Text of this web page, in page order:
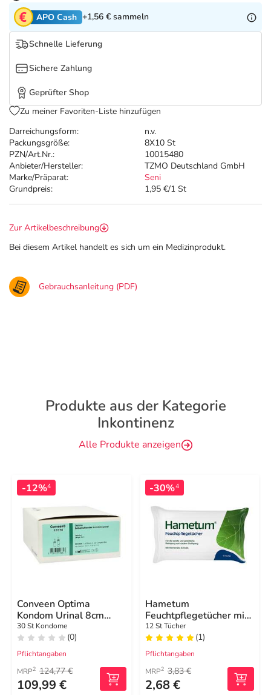
Tierapotheke
Vitamine & Mineralstoffe
Marken
Salus Deals
Darreichungsform:
n.v.
Packungsgröße:
8X10 St
PZN/Art.Nr.:
10015480
Anbieter/Hersteller:
TZMO Deutschland GmbH
Marke/Präparat:
Seni
Grundpreis:
1,95 €/1 St
APO Cash +1,56 € sammeln
Schnelle Lieferung
Sichere Zahlung
Geprüfter Shop
Zu meiner Favoriten-Liste hinzufügen
Zur Artikelbeschreibung
Bei diesem Artikel handelt es sich um ein Medizinprodukt.
Gebrauchsanleitung (PDF)
Produkte aus der Kategorie
Inkontinenz
Alle Produkte anzeigen
-12%4
Conveen Optima
Kondom Urinal 8cm
30mm
30 St Kondome
(0)
Pflichtangaben
MRP2 124,77 €
109,99 €
-30%4
Hametum
Feuchtpflegetücher mit
Hamamelis
12 St Tücher
(1)
Pflichtangaben
MRP2 3,83 €
2,68 €